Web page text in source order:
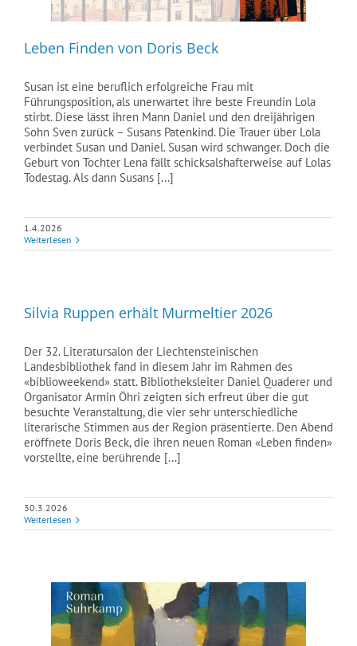
Leben Finden von Doris Beck
Susan ist eine beruflich erfolgreiche Frau mit
Führungsposition, als unerwartet ihre beste Freundin Lola
stirbt. Diese lässt ihren Mann Daniel und den dreijährigen
Sohn Sven zurück – Susans Patenkind. Die Trauer über Lola
verbindet Susan und Daniel. Susan wird schwanger. Doch die
Geburt von Tochter Lena fällt schicksalshafterweise auf Lolas
Todestag. Als dann Susans [...]
1.4.2026
Weiterlesen
Silvia Ruppen erhält Murmeltier 2026
Der 32. Literatursalon der Liechtensteinischen
Landesbibliothek fand in diesem Jahr im Rahmen des
«biblioweekend» statt. Bibliotheksleiter Daniel Quaderer und
Organisator Armin Öhri zeigten sich erfreut über die gut
besuchte Veranstaltung, die vier sehr unterschiedliche
literarische Stimmen aus der Region präsentierte. Den Abend
eröffnete Doris Beck, die ihren neuen Roman «Leben finden»
vorstellte, eine berührende [...]
30.3.2026
Weiterlesen